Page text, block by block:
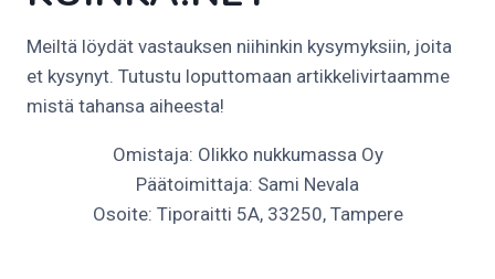
Meiltä löydät vastauksen niihinkin kysymyksiin, joita
et kysynyt. Tutustu loputtomaan artikkelivirtaamme
mistä tahansa aiheesta!
Omistaja: Olikko nukkumassa Oy
Päätoimittaja: Sami Nevala
Osoite: Tiporaitti 5A, 33250, Tampere